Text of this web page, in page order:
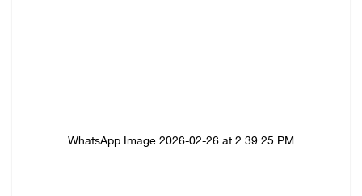
WhatsApp Image 2026-02-26 at 2.39.25 PM